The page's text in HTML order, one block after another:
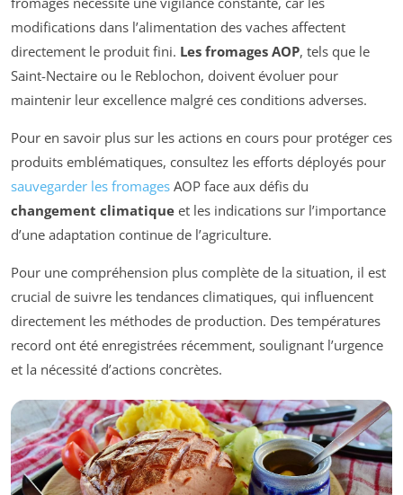
modifications dans l’alimentation des vaches affectent
directement le produit fini. Les fromages AOP, tels que le
Saint-Nectaire ou le Reblochon, doivent évoluer pour
maintenir leur excellence malgré ces conditions adverses.
Pour en savoir plus sur les actions en cours pour protéger ces
produits emblématiques, consultez les efforts déployés pour
sauvegarder les fromages AOP face aux défis du
changement climatique et les indications sur l’importance
d’une adaptation continue de l’agriculture.
Pour une compréhension plus complète de la situation, il est
crucial de suivre les tendances climatiques, qui influencent
directement les méthodes de production. Des températures
record ont été enregistrées récemment, soulignant l’urgence
et la nécessité d’actions concrètes.